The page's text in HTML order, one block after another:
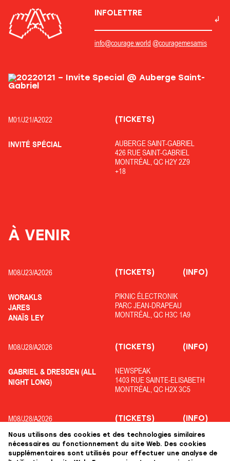
INFOLETTRE
info@courage.world @couragemesamis
M01/J21/A2022
INVITÉ SPÉCIAL
AUBERGE SAINT-GABRIEL
426 RUE SAINT-GABRIEL
MONTRÉAL, QC H2Y 2Z9
+18
(TICKETS)
À VENIR
M08/J23/A2026
WORAKLS
JARES
ANAÏS LEY
PIKNIC ÉLECTRONIK
PARC JEAN-DRAPEAU
MONTRÉAL, QC H3C 1A9
(TICKETS) (INFO)
M08/J28/A2026
GABRIEL & DRESDEN (ALL
NIGHT LONG)
NEWSPEAK
1403 RUE SAINTE-ELISABETH
MONTRÉAL, QC H2X 3C5
(TICKETS) (INFO)
M08/J28/A2026
ADRIATIQUE
COLYN
OFF PIKNIC
PARC JEAN-DRAPEAU
(TICKETS) (INFO)
Nous utilisons des cookies et des technologies similaires
nécessaires au fonctionnement du site Web. Des cookies
supplémentaires sont utilisés pour effectuer une analyse de